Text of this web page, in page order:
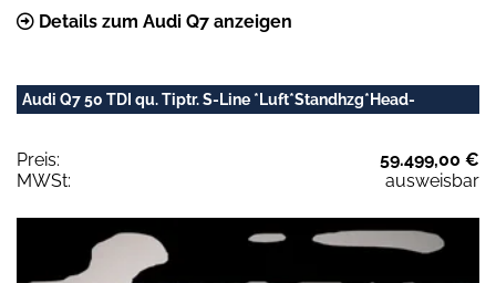
Details zum Audi Q7 anzeigen
Audi Q7 50 TDI qu. Tiptr. S-Line *Luft*Standhzg*Head-
Preis:
59.499,00 €
MWSt:
ausweisbar